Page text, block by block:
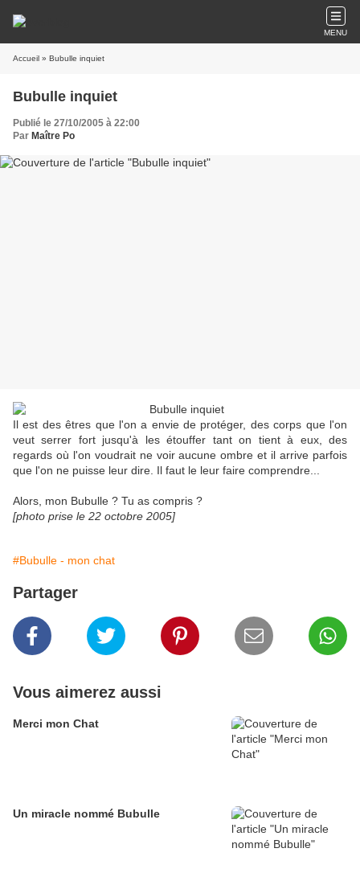
MENU
Accueil » Bubulle inquiet
Bubulle inquiet
Publié le 27/10/2005 à 22:00
Par Maître Po
Il est des êtres que l'on a envie de protéger, des corps que l'on
veut serrer fort jusqu'à les étouffer tant on tient à eux, des
regards où l'on voudrait ne voir aucune ombre et il arrive parfois
que l'on ne puisse leur dire. Il faut le leur faire comprendre...
Alors, mon Bubulle ? Tu as compris ?
[photo prise le 22 octobre 2005]
#Bubulle - mon chat
Partager
Vous aimerez aussi
Merci mon Chat
Un miracle nommé Bubulle